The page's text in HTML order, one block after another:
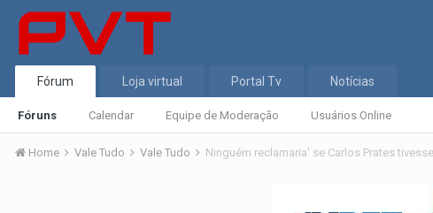
Fórum
Fóruns Calendar Equipe de Moderação Usuários Online
Loja virtual Portal Tv Notícias
Home Vale Tudo Vale Tudo Ninguém reclamaria' se Carlos Prates